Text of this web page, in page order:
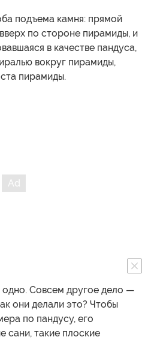
подъема камня: прямой
по стороне пирамиды, и
в качестве пандуса,
вокруг пирамиды,
пирамиды.
Совсем другое дело —
они делали это? Чтобы
по пандусу, его
сани, такие плоские